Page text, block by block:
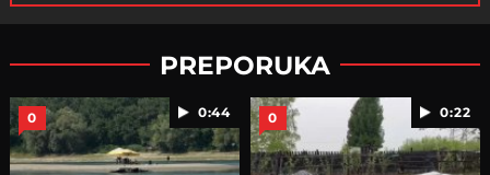
PREPORUKA
0:44
0 0:22
0